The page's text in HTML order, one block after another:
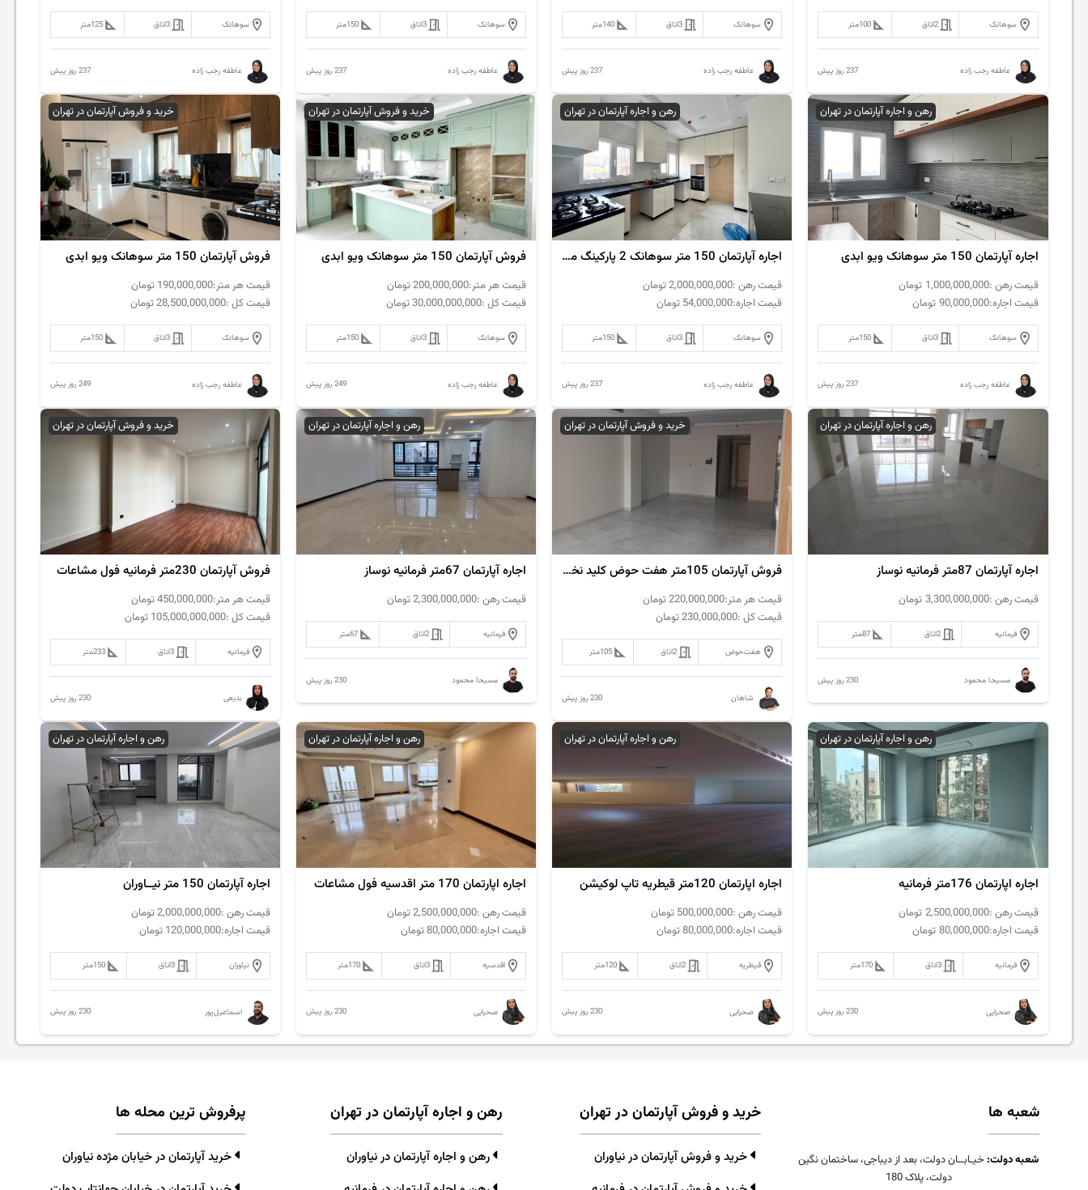
سوهانک 2اتاق 100متر
عاطفه رجب زاده 237 روز پیش
سوهانک 3اتاق 140متر
عاطفه رجب زاده 237 روز پیش
سوهانک 3اتاق 150متر
عاطفه رجب زاده 237 روز پیش
سوهانک 3اتاق 125متر
عاطفه رجب زاده 237 روز پیش
رهن و اجاره آپارتمان در تهران
اجاره آپارتمان 150 متر سوهانک ویو ابدی
قیمت رهن :1,000,000,000 تومان
قیمت اجاره:90,000,000 تومان
سوهانک 3اتاق 150متر
عاطفه رجب زاده 237 روز پیش
رهن و اجاره آپارتمان در تهران
اجاره آپارتمان 150 متر سوهانک 2 پارکینگ مدرن
قیمت رهن :2,000,000,000تومان
قیمت اجاره:54,000,000 تومان
سوهانک 3اتاق 150متر
عاطفه رجب زاده 237 روز پیش
خرید و فروش آپارتمان در تهران
فروش آپارتمان 150 متر سوهانک ویو ابدی
قیمت هر متر:200,000,000تومان
قیمت کل :30,000,000,000تومان
سوهانک 3اتاق 150متر
عاطفه رجب زاده 249 روز پیش
خرید و فروش آپارتمان در تهران
فروش آپارتمان 150 متر سوهانک ویو ابدی
قیمت هر متر:190,000,000 تومان
قیمت کل :28,500,000,000تومان
سوهانک 3اتاق 150متر
عاطفه رجب زاده 249 روز پیش
رهن و اجاره آپارتمان در تهران
اجاره آپارتمان 87متر فرمانیه نوساز
قیمت رهن :3,300,000,000 تومان
فرمانیه 2اتاق 87متر
مسیحا محمود 230 روز پیش
خرید و فروش آپارتمان در تهران
فروش آپارتمان 105متر هفت حوض کلید نخورده
قیمت هر متر:220,000,000تومان
قیمت کل :230,000,000تومان
هفت‌حوض 2اتاق 105متر
شاهان 230 روز پیش
رهن و اجاره آپارتمان در تهران
اجاره آپارتمان 67متر فرمانیه نوساز
قیمت رهن :2,300,000,000تومان
فرمانیه 2اتاق 67متر
مسیحا محمود 230 روز پیش
خرید و فروش آپارتمان در تهران
فروش آپارتمان 230متر فرمانیه فول مشاعات
قیمت هر متر:450,000,000تومان
قیمت کل :105,000,000,000 تومان
فرمانیه 3اتاق 233متر
بدیعی 230 روز پیش
رهن و اجاره آپارتمان در تهران
اجاره اپارتمان 176متر فرمانیه
قیمت رهن :2,500,000,000 تومان
قیمت اجاره:80,000,000 تومان
فرمانیه 3اتاق 170متر
صحرایی 230 روز پیش
رهن و اجاره آپارتمان در تهران
اجاره اپارتمان 120متر قیطریه تاپ لوکیشن
قیمت رهن :500,000,000 تومان
قیمت اجاره:80,000,000تومان
قیطریه 2اتاق 120متر
صحرایی 230 روز پیش
رهن و اجاره آپارتمان در تهران
اجاره اپارتمان 170 متر اقدسیه فول مشاعات
قیمت رهن :2,500,000,000تومان
قیمت اجاره:80,000,000تومان
اقدسیه 3اتاق 170متر
صحرایی 230 روز پیش
رهن و اجاره آپارتمان در تهران
اجاره آپارتمان 150 متر نیــاوران
قیمت رهن :2,000,000,000تومان
قیمت اجاره:120,000,000 تومان
نیاوران 3اتاق 150متر
اسماعیل‌پور 230 روز پیش
شعبه ها
شعبه دولت: خیـابــان دولت، بعد از دیباجی، ساختمان نگین
دولت، پلاک 180
خرید و فروش آپارتمان در تهران
خرید و فروش آپارتمان در نیاوران
رهن و اجاره آپارتمان در تهران
رهن و اجاره آپارتمان در نیاوران
پرفروش ترین محله ها
خرید آپارتمان در خیابان مژده نیاوران